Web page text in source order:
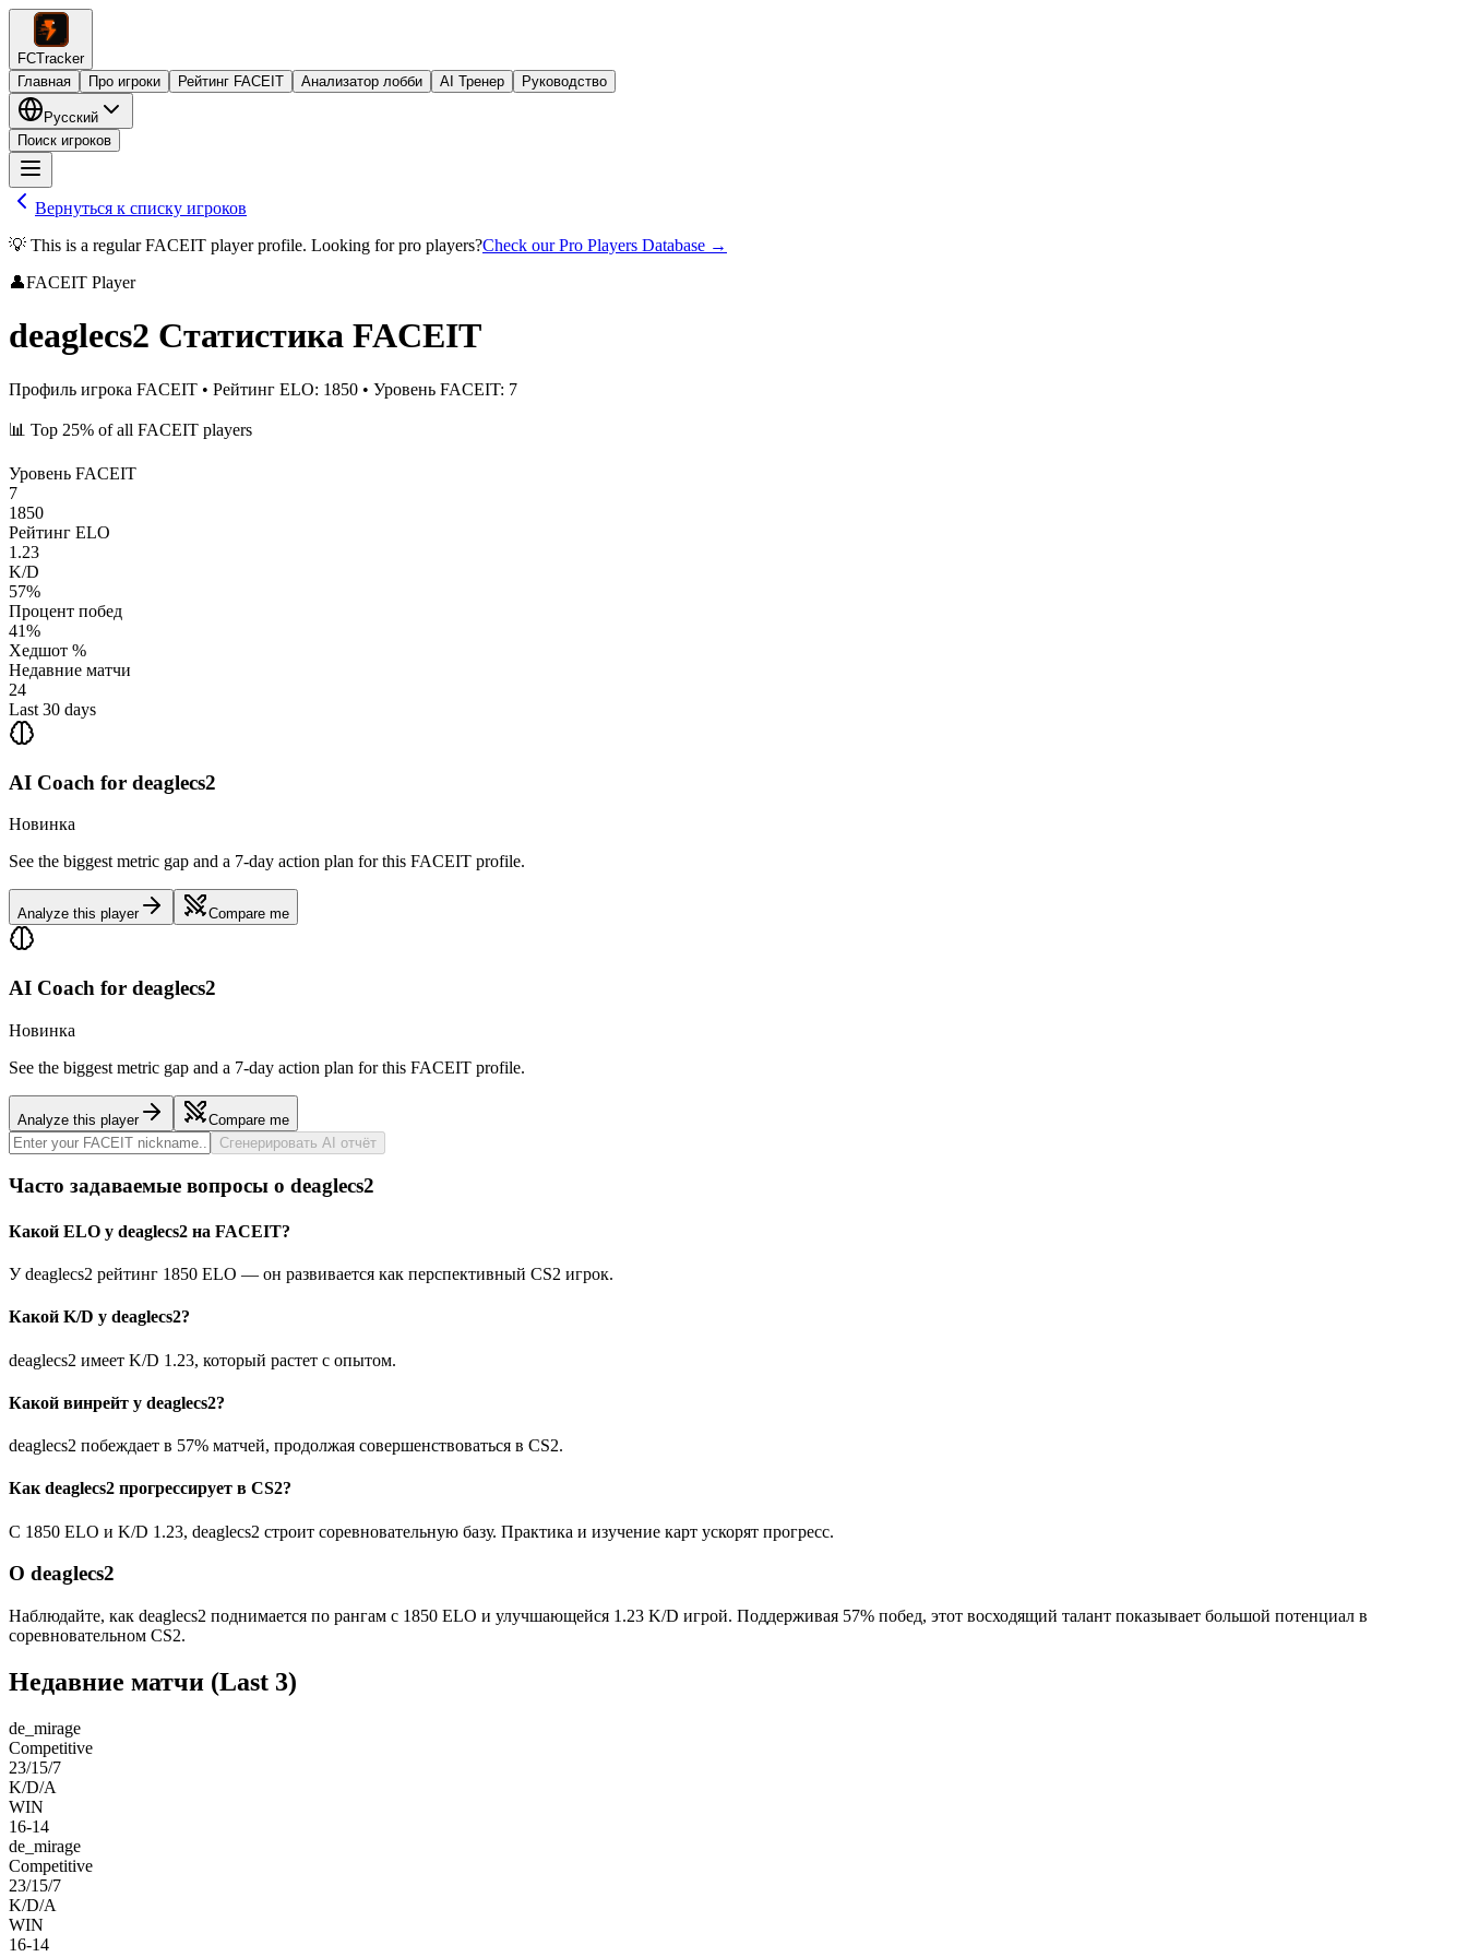
FCTracker
Главная
Про игроки Рейтинг FACEIT Анализатор лобби AI Тренер Руководство
Русский
Поиск игроков
Вернуться к списку игроков
💡 This is a regular FACEIT player profile. Looking for pro players?Check our Pro Players Database →
👤FACEIT Player
deaglecs2 Статистика FACEIT
Профиль игрока FACEIT • Рейтинг ELO: 1850 • Уровень FACEIT: 7
📊 Top 25% of all FACEIT players
Уровень FACEIT
7
1850
Рейтинг ELO
1.23
K/D
57%
Процент побед
41%
Хедшот %
Недавние матчи
24
Last 30 days
AI Coach for deaglecs2
Новинка
See the biggest metric gap and a 7-day action plan for this FACEIT profile.
Analyze this player Compare me
AI Coach for deaglecs2
Новинка
See the biggest metric gap and a 7-day action plan for this FACEIT profile.
Analyze this player
Compare me
Сгенерировать AI отчёт
Часто задаваемые вопросы о deaglecs2
Какой ELO у deaglecs2 на FACEIT?
У deaglecs2 рейтинг 1850 ELO — он развивается как перспективный CS2 игрок.
Какой K/D у deaglecs2?
deaglecs2 имеет K/D 1.23, который растет с опытом.
Какой винрейт у deaglecs2?
deaglecs2 побеждает в 57% матчей, продолжая совершенствоваться в CS2.
Как deaglecs2 прогрессирует в CS2?
С 1850 ELO и K/D 1.23, deaglecs2 строит соревновательную базу. Практика и изучение карт ускорят прогресс.
О deaglecs2
Наблюдайте, как deaglecs2 поднимается по рангам с 1850 ELO и улучшающейся 1.23 K/D игрой. Поддерживая 57% побед, этот восходящий талант показывает большой потенциал в
соревновательном CS2.
Недавние матчи (Last 3)
de_mirage
Competitive
23/15/7
K/D/A
WIN
16-14
de_mirage
Competitive
23/15/7
K/D/A
WIN
16-14